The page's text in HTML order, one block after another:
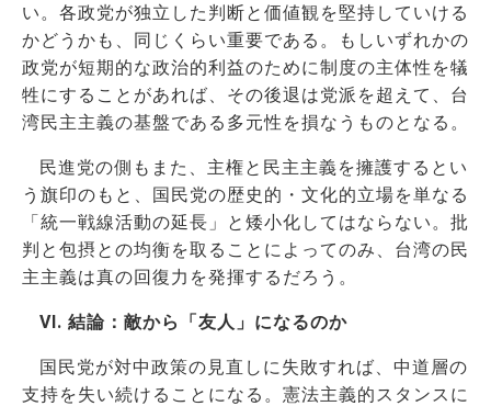
い。各政党が独立した判断と価値観を堅持していける
かどうかも、同じくらい重要である。もしいずれかの
政党が短期的な政治的利益のために制度の主体性を犠
牲にすることがあれば、その後退は党派を超えて、台
湾民主主義の基盤である多元性を損なうものとなる。
民進党の側もまた、主権と民主主義を擁護するとい
う旗印のもと、国民党の歴史的・文化的立場を単なる
「統一戦線活動の延長」と矮小化してはならない。批
判と包摂との均衡を取ることによってのみ、台湾の民
主主義は真の回復力を発揮するだろう。
VI. 結論：敵から「友人」になるのか
国民党が対中政策の見直しに失敗すれば、中道層の
支持を失い続けることになる。憲法主義的スタンスに